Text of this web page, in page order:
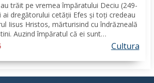
trăit pe vremea împăratului Deciu (249-
ai dregătorului cetăţii Efes şi toţi credeau
Iisus Hristos, mărturisind cu îndrăzneală
Auzind împăratul că ei sunt
lui Hristos, i-a chemat la judecată. În
cei...
Cultura